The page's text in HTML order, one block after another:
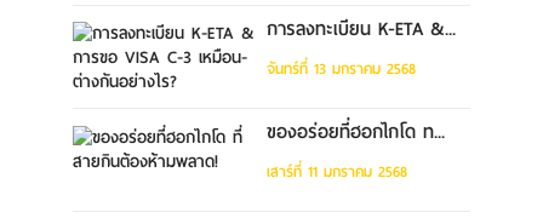
การลงทะเบียน K-ETA &...
จันทร์ที่ 13 มกราคม 2568
ของอร่อยที่ฮอกไกโด ท...
เสาร์ที่ 11 มกราคม 2568